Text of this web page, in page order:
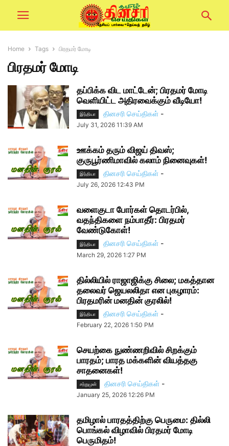
Home Tags பிரதமர் மோடி
பிரதமர் மோடி
தப்பிக்க விட மாட்டேன்; பிரதமர் மோடி
வெளியிட்ட அதிரவைக்கும் வீடியோ!
இந்தியா தினசரி செய்திகள் -
July 31, 2026 11:39 AM
ஊக்கம் தரும் விஜய் திவஸ்;
குருபூர்ணிமாவில் கலாம் நினைவுகள்!
இந்தியா தினசரி செய்திகள் -
July 26, 2026 12:43 PM
வளைகுடா போர்கள் தொடர்பில்,
வதந்திகளை நம்பாதீர்: பிரதமர்
வேண்டுகோள்!
இந்தியா தினசரி செய்திகள் -
March 29, 2026 1:27 PM
தில்லியில் ராஜாஜிக்கு சிலை; மகத்தான
தலைவர் ஜெயலலிதா என புகழாரம்:
பிரதமரின் மனதின் குரலில்!
இந்தியா தினசரி செய்திகள் -
February 22, 2026 1:50 PM
செயற்கை நுண்ணறிவில் சிறக்கும்
பாரதம்; பாரத மக்களின் வியத்தகு
சாதனைகள்!
சற்றுமுன் தினசரி செய்திகள் -
January 25, 2026 12:26 PM
தமிழால் பாரதத்திற்கு பெருமை: தில்லி
பொங்கல் விழாவில் பிரதமர் மோடி
பெருமிதம்!